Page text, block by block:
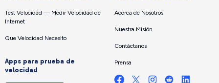
Test Velocidad — Medir Velocidad de
Internet
Que Velocidad Necesito
Apps para prueba de
velocidad
Acerca de Nosotros
Nuestra Misión
Contáctanos
Prensa